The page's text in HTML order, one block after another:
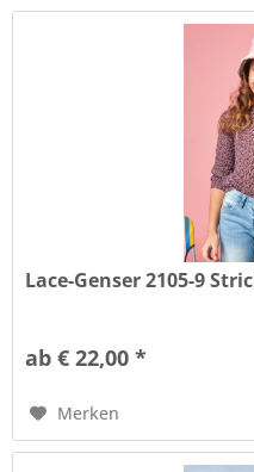
Lace-Genser 2105-9
ab € 22,00 *
Merken